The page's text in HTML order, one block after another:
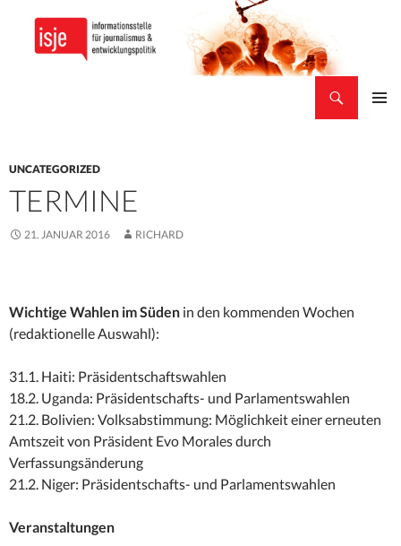
UNCATEGORIZED
TERMINE
21. JANUAR 2016 RICHARD
Wichtige Wahlen im Süden in den kommenden Wochen
(redaktionelle Auswahl):
31.1. Haiti: Präsidentschaftswahlen
18.2. Uganda: Präsidentschafts- und Parlamentswahlen
21.2. Bolivien: Volksabstimmung: Möglichkeit einer erneuten
Amtszeit von Präsident Evo Morales durch
Verfassungsänderung
21.2. Niger: Präsidentschafts- und Parlamentswahlen
Veranstaltungen